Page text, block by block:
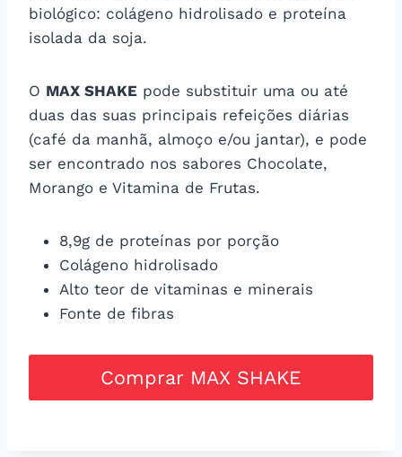
biológico: colágeno hidrolisado e proteína
isolada da soja.
O MAX SHAKE pode substituir uma ou até
duas das suas principais refeições diárias
(café da manhã, almoço e/ou jantar), e pode
ser encontrado nos sabores Chocolate,
Morango e Vitamina de Frutas.
8,9g de proteínas por porção
Colágeno hidrolisado
Alto teor de vitaminas e minerais
Fonte de fibras
Comprar MAX SHAKE